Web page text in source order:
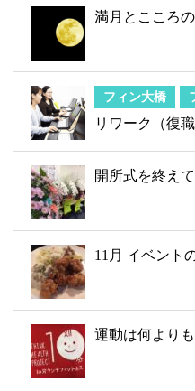
満月とこころ
フィン大橋
リワーク（復
開所式を終えて
11月 イベント
運動は何より